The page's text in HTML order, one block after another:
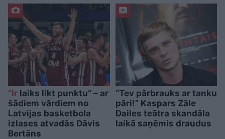
“Ir laiks likt punktu” – ar
šādiem vārdiem no
Latvijas basketbola
izlases atvadās Dāvis
Bertāns
“Tev pārbrauks ar tanku
pāri!” Kaspars Zāle
Dailes teātra skandāla
laikā saņēmis draudus